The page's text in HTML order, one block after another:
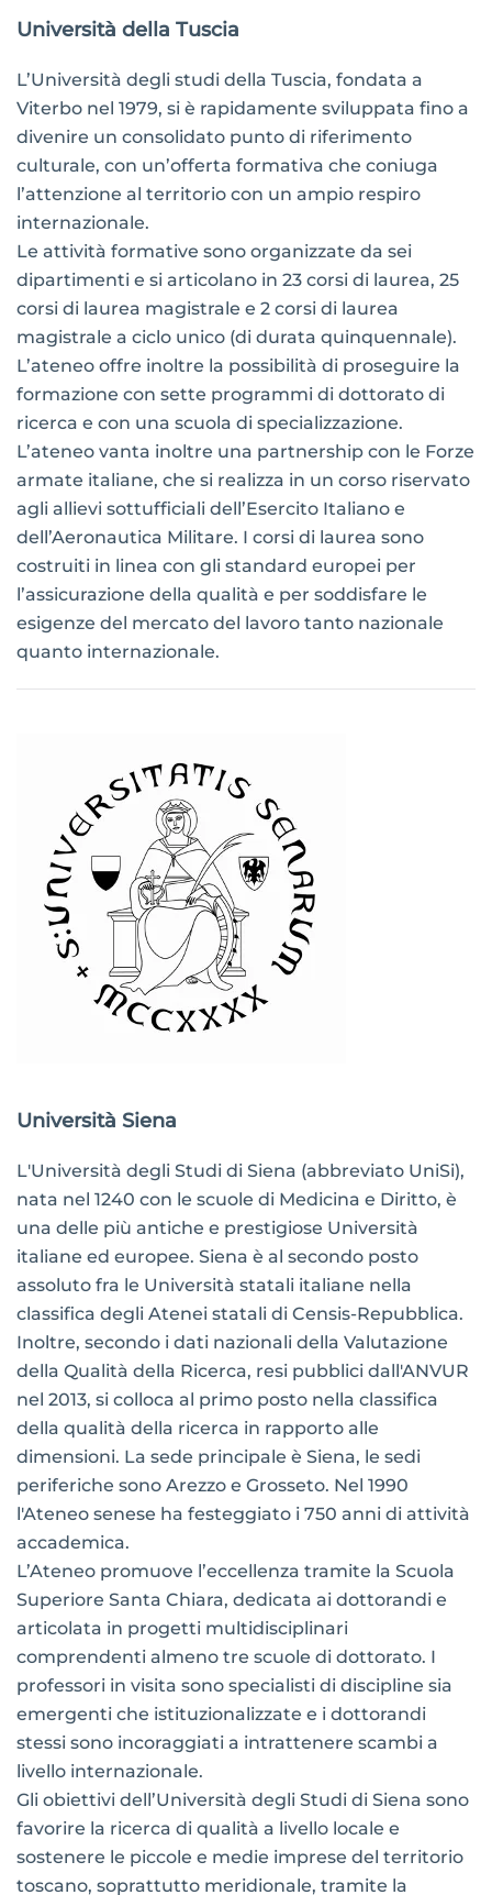
Università della Tuscia
L’Università degli studi della Tuscia, fondata a
Viterbo nel 1979, si è rapidamente sviluppata fino a
divenire un consolidato punto di riferimento
culturale, con un’offerta formativa che coniuga
l’attenzione al territorio con un ampio respiro
internazionale.
Le attività formative sono organizzate da sei
dipartimenti e si articolano in 23 corsi di laurea, 25
corsi di laurea magistrale e 2 corsi di laurea
magistrale a ciclo unico (di durata quinquennale).
L’ateneo offre inoltre la possibilità di proseguire la
formazione con sette programmi di dottorato di
ricerca e con una scuola di specializzazione.
L’ateneo vanta inoltre una partnership con le Forze
armate italiane, che si realizza in un corso riservato
agli allievi sottufficiali dell’Esercito Italiano e
dell’Aeronautica Militare. I corsi di laurea sono
costruiti in linea con gli standard europei per
l’assicurazione della qualità e per soddisfare le
esigenze del mercato del lavoro tanto nazionale
quanto internazionale.
Università Siena
L'Università degli Studi di Siena (abbreviato UniSi),
nata nel 1240 con le scuole di Medicina e Diritto, è
una delle più antiche e prestigiose Università
italiane ed europee. Siena è al secondo posto
assoluto fra le Università statali italiane nella
classifica degli Atenei statali di Censis-Repubblica.
Inoltre, secondo i dati nazionali della Valutazione
della Qualità della Ricerca, resi pubblici dall'ANVUR
nel 2013, si colloca al primo posto nella classifica
della qualità della ricerca in rapporto alle
dimensioni. La sede principale è Siena, le sedi
periferiche sono Arezzo e Grosseto. Nel 1990
l'Ateneo senese ha festeggiato i 750 anni di attività
accademica.
L’Ateneo promuove l’eccellenza tramite la Scuola
Superiore Santa Chiara, dedicata ai dottorandi e
articolata in progetti multidisciplinari
comprendenti almeno tre scuole di dottorato. I
professori in visita sono specialisti di discipline sia
emergenti che istituzionalizzate e i dottorandi
stessi sono incoraggiati a intrattenere scambi a
livello internazionale.
Gli obiettivi dell’Università degli Studi di Siena sono
favorire la ricerca di qualità a livello locale e
sostenere le piccole e medie imprese del territorio
toscano, soprattutto meridionale, tramite la